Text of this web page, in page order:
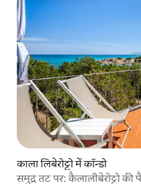
काला लिबेरोट्टो में कॉन्डो
समुद्र तट पर: कैलालीबेरोट्टो की